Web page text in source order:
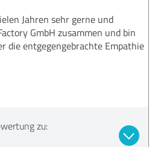
Jahren sehr gerne und
GmbH zusammen und bin
die entgegengebrachte Empathie
zu: